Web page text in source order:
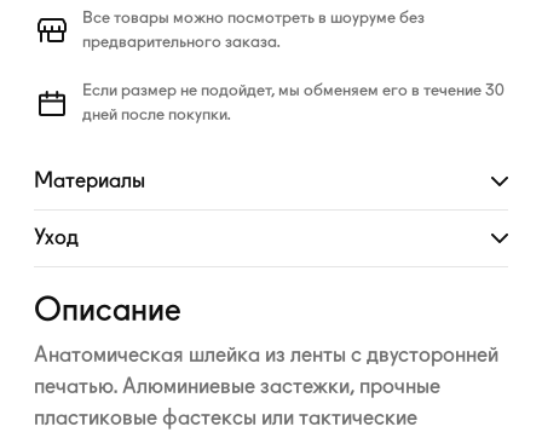
Все товары можно посмотреть в шоуруме без
предварительного заказа.
Если размер не подойдет, мы обменяем его в течение 30
дней после покупки.
Материалы
Развернуть
Уход
Развернуть
Описание
Анатомическая шлейка из ленты с двусторонней
печатью. Алюминиевые застежки, прочные
пластиковые фастексы или тактические